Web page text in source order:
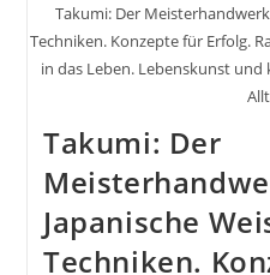
Takumi: Der
Techniken. Konzepte für Erfolg.
in das Leben. Lebenskunst
Takumi: Der
Japanische
Techniken.